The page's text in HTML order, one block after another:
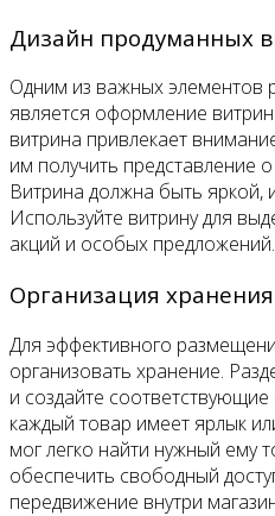
Дизайн продуманных
Одним из важных элементов
является оформление
витрина привлекает
им получить представление
Витрина должна быть яркой,
Используйте витрину для
акций и особых предложений.
Организация
Для эффективного
организовать хранение.
и создайте
каждый товар имеет ярлык
мог легко найти нужный ему
обеспечить свободный
передвижение внутри